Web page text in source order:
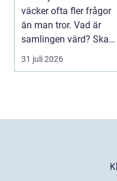
väcker ofta fler frågor
än man tror. Vad är
samlingen värd? Ska
man sälja allt p...
31 juli 2026